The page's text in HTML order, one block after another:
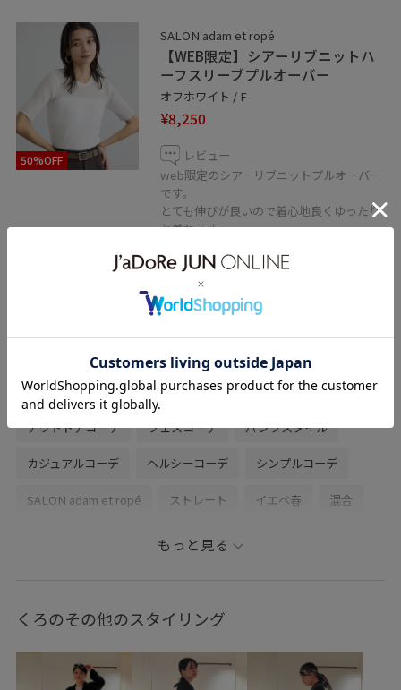
SALON adam et ropé アトレ吉祥寺店
東京都武蔵野市吉祥寺南町1-1-24
☎︎0422-22-1493
営業時間10:00〜21:00
50%OFF
SALON adam et ropé
【WEB限定】シアーリブニットハ
ーフスリーブプルオーバー
オフホワイト / F
¥8,250
レビュー
web限定のシアーリブニットプルオーバー
です。
とても伸びが良いので着心地良くゆったり
と着れます。
バーしてくれる丈です。
オフホワイトは透け感があるので、インナ
ーはホワイト系がオススメです。
関連タグ
初夏コーデ 夏コーデ お出かけコーデ 旅行コーデ
アウトドアコーデ フェスコーデ パンツスタイル
カジュアルコーデ ヘルシーコーデ シンプルコーデ
SALON adam et ropé ストレート イエベ春 混合
Tシャツ/カットソー
SHA36060 SHM26040
26SS_salon_BAGSHOSE 26SS_salon_Silk
もっと見る
くろのその他のスタイリング